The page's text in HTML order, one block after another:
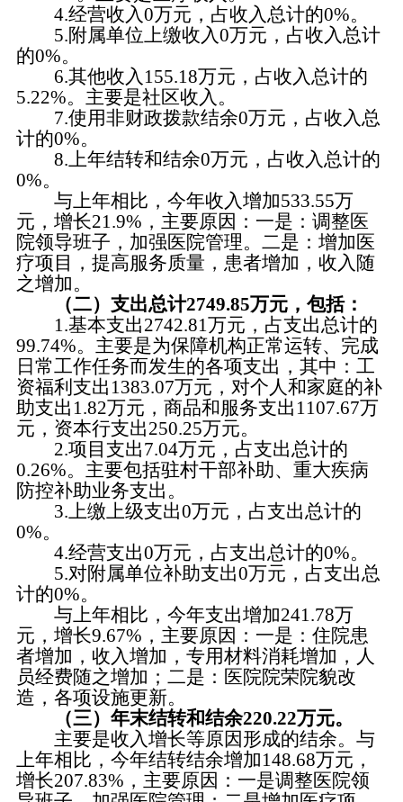
4.经营收入0万元，占收入总计的0%。
5.附属单位上缴收入0万元，占收入总计
的0%。
6.其他收入155.18万元，占收入总计的
5.22%。主要是社区收入。
7.使用非财政拨款结余0万元，占收入总
计的0%。
8.上年结转和结余0万元，占收入总计的
0%。
与上年相比，今年收入增加533.55万
元，增长21.9%，主要原因：一是：调整医
院领导班子，加强医院管理。二是：增加医
疗项目，提高服务质量，患者增加，收入随
之增加。
（二）支出总计2749.85万元，包括：
1.基本支出2742.81万元，占支出总计的
99.74%。主要是为保障机构正常运转、完成
日常工作任务而发生的各项支出，其中：工
资福利支出1383.07万元，对个人和家庭的补
助支出1.82万元，商品和服务支出1107.67万
元，资本行支出250.25万元。
2.项目支出7.04万元，占支出总计的
0.26%。主要包括驻村干部补助、重大疾病
防控补助业务支出。
3.上缴上级支出0万元，占支出总计的
0%。
4.经营支出0万元，占支出总计的0%。
5.对附属单位补助支出0万元，占支出总
计的0%。
与上年相比，今年支出增加241.78万
元，增长9.67%，主要原因：一是：住院患
者增加，收入增加，专用材料消耗增加，人
员经费随之增加；二是：医院院荣院貌改
造，各项设施更新。
（三）年末结转和结余220.22万元。
主要是收入增长等原因形成的结余。与
上年相比，今年结转结余增加148.68万元，
增长207.83%，主要原因：一是调整医院领